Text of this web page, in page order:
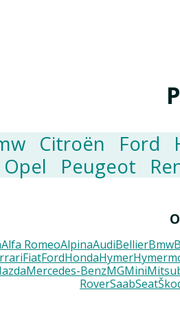
Citroën Ford
Opel
Peugeot
Alfa RomeoAlpinaAudiBellierBmw
FiatFordHondaHymer
Mercedes-BenzMGMini
RoverSaabSeat